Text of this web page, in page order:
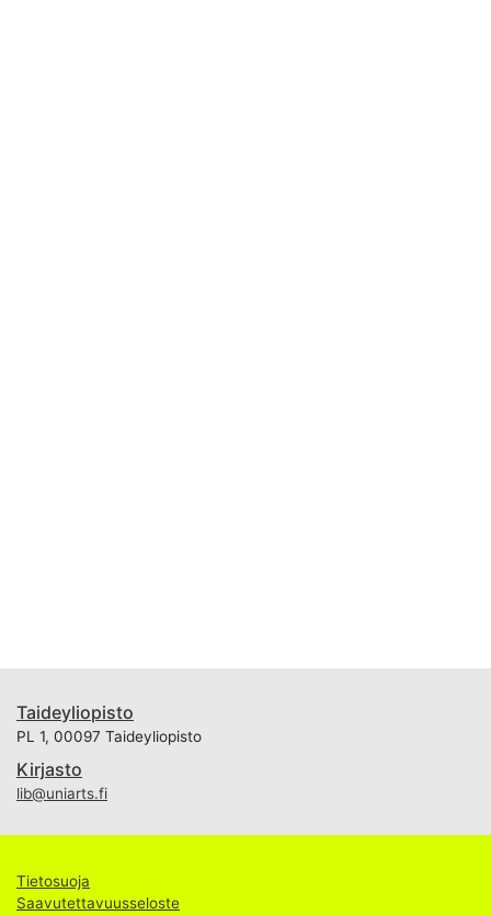
Taideyliopisto
PL 1, 00097 Taideyliopisto
Kirjasto
lib@uniarts.fi
Tietosuoja
Saavutettavuusseloste